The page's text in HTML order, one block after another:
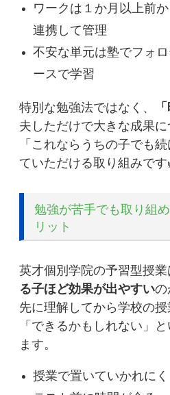
ワークは１か月以上前
連携して管理
不安な単元は塾でフォ
ースで学習
特別な勉強法ではなく、
夫しただけで大きな成果に
「これならうちの子でも
ていただける取り組みです
勉強が苦手でも取り組
リット
英才個別学院の予習型授業
る子ほど効果が出やすいの
先に理解してから学校の授
「できるかもしれない」
ます。
授業で置いていかれに